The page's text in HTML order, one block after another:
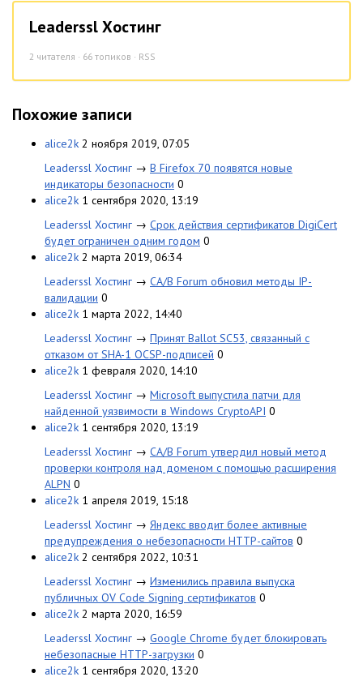
Leaderssl Хостинг
2 читателя · 66 топиков · RSS
Похожие записи
alice2k 2 ноября 2019, 07:05
Leaderssl Хостинг → В Firefox 70 появятся новые
индикаторы безопасности 0
alice2k 1 сентября 2020, 13:19
Leaderssl Хостинг → Срок действия сертификатов DigiCert
будет ограничен одним годом 0
alice2k 2 марта 2019, 06:34
Leaderssl Хостинг → CA/B Forum обновил методы IP-
валидации 0
alice2k 1 марта 2022, 14:40
Leaderssl Хостинг → Принят Ballot SC53, связанный с
отказом от SHA-1 OCSP-подписей 0
alice2k 1 февраля 2020, 14:10
Leaderssl Хостинг → Microsoft выпустила патчи для
найденной уязвимости в Windows CryptoAPI 0
alice2k 1 сентября 2020, 13:19
Leaderssl Хостинг → CA/B Forum утвердил новый метод
проверки контроля над доменом с помощью расширения
ALPN 0
alice2k 1 апреля 2019, 15:18
Leaderssl Хостинг → Яндекс вводит более активные
предупреждения о небезопасности HTTP-сайтов 0
alice2k 2 сентября 2022, 10:31
Leaderssl Хостинг → Изменились правила выпуска
публичных OV Code Signing сертификатов 0
alice2k 2 марта 2020, 16:59
Leaderssl Хостинг → Google Chrome будет блокировать
небезопасные HTTP-загрузки 0
alice2k 1 сентября 2020, 13:20